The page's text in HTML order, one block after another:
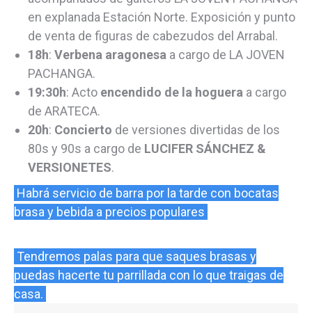
en explanada Estación Norte. Exposición y punto
de venta de figuras de cabezudos del Arrabal.
18h: Verbena aragonesa a cargo de LA JOVEN
PACHANGA.
19:30h: Acto encendido de la hoguera a cargo
de ARATECA.
20h: Concierto de versiones divertidas de los
80s y 90s a cargo de LUCIFER SÁNCHEZ &
VERSIONETES.
Habrá servicio de barra por la tarde con bocatas
brasa y bebida a precios populares
Tendremos palas para que saques brasas y
puedas hacerte tu parrillada con lo que traigas de
casa.